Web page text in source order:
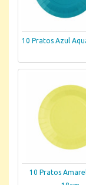
10 Pratos Azul
10 Pratos